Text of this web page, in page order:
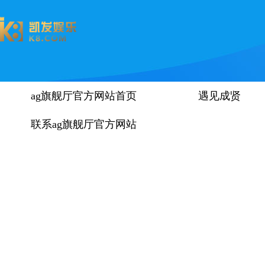
ag旗舰厅官方网站首页 遇见成贤
联系ag旗舰厅官方网站